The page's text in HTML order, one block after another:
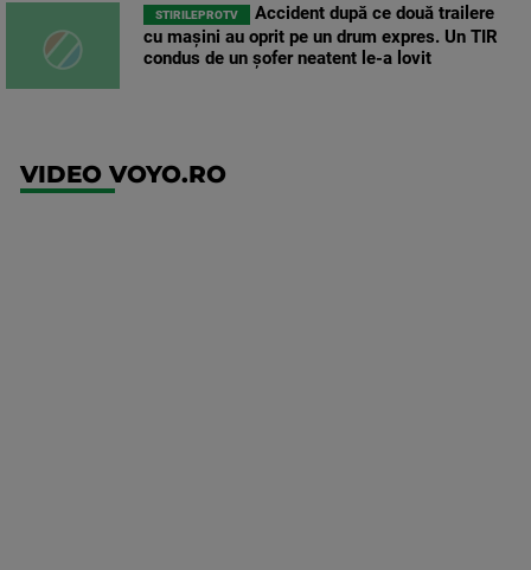
STIRILEPROTV
Accident după ce două trailere
cu mașini au oprit pe un drum expres. Un TIR
condus de un șofer neatent le-a lovit
VIDEO VOYO.RO